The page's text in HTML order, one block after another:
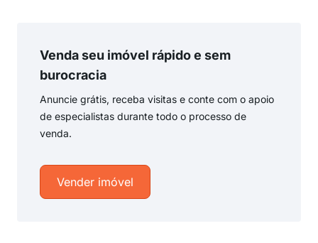
Venda seu imóvel rápido e sem
burocracia
Anuncie grátis, receba visitas e conte com o apoio
de especialistas durante todo o processo de
venda.
Vender imóvel